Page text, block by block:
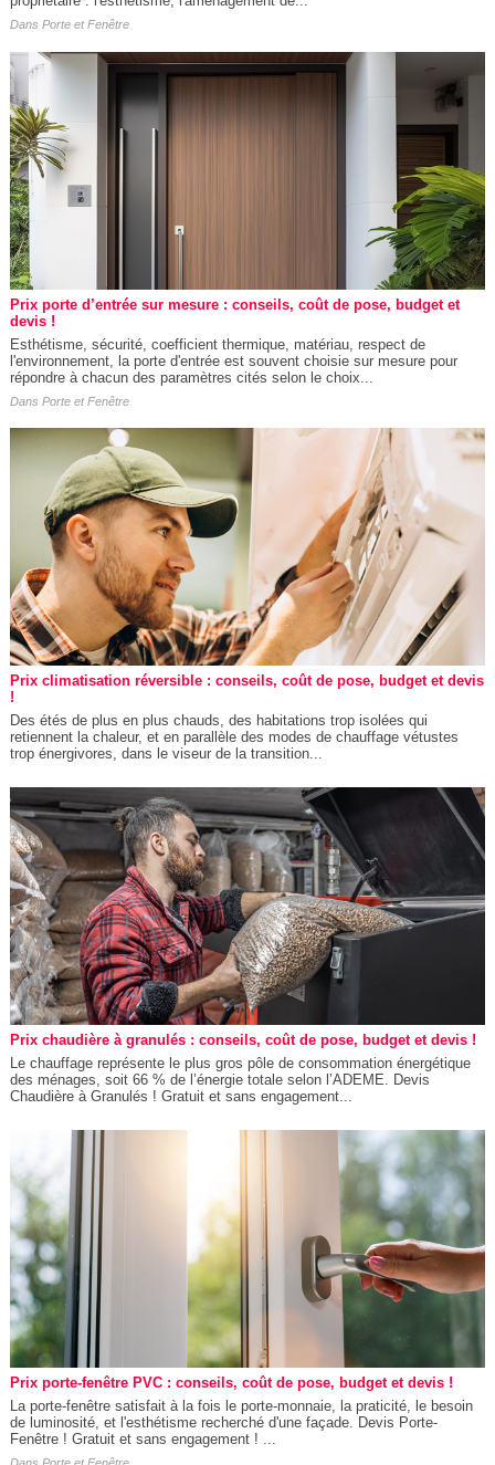
Dans Porte et Fenêtre
Prix porte d’entrée sur mesure : conseils, coût de pose, budget et
devis !
Esthétisme, sécurité, coefficient thermique, matériau, respect de
l'environnement, la porte d'entrée est souvent choisie sur mesure pour
répondre à chacun des paramètres cités selon le choix...
Dans Porte et Fenêtre
Prix climatisation réversible : conseils, coût de pose, budget et devis
!
Des étés de plus en plus chauds, des habitations trop isolées qui
retiennent la chaleur, et en parallèle des modes de chauffage vétustes
trop énergivores, dans le viseur de la transition...
Prix chaudière à granulés : conseils, coût de pose, budget et devis !
Le chauffage représente le plus gros pôle de consommation énergétique
des ménages, soit 66 % de l’énergie totale selon l’ADEME. Devis
Chaudière à Granulés ! Gratuit et sans engagement...
Prix porte-fenêtre PVC : conseils, coût de pose, budget et devis !
La porte-fenêtre satisfait à la fois le porte-monnaie, la praticité, le besoin
de luminosité, et l'esthétisme recherché d'une façade. Devis Porte-
Fenêtre ! Gratuit et sans engagement ! ...